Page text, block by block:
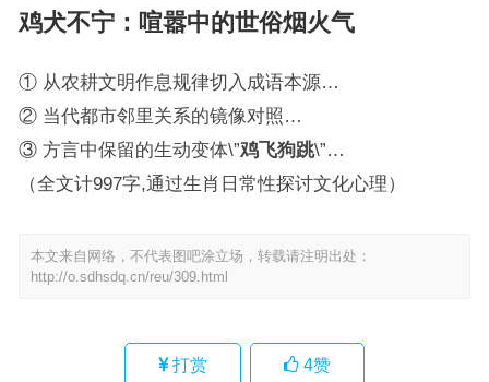
鸡犬不宁：喧嚣中的世俗烟火气
① 从农耕文明作息规律切入成语本源…
② 当代都市邻里关系的镜像对照…
③ 方言中保留的生动变体\”鸡飞狗跳\”…
（全文计997字,通过生肖日常性探讨文化心理）
本文来自网络，不代表图吧涂立场，转载请注明出处：
http://o.sdhsdq.cn/reu/309.html
打赏 4赞